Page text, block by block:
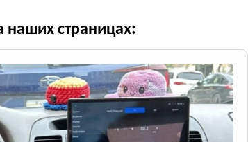
наших страницах: